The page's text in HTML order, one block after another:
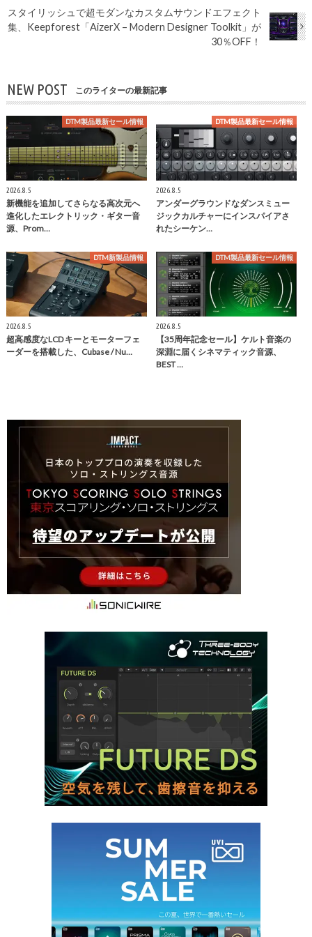
スタイリッシュで超モダンなカスタムサウンドエフェクト
集、Keepforest「AizerX – Modern Designer Toolkit」が
30％OFF！
NEW POST このライターの最新記事
DTM製品最新セール情報
2026.8.5
新機能を追加してさらなる高次元へ
進化したエレクトリック・ギター音
源、Prom…
DTM製品最新セール情報
2026.8.5
アンダーグラウンドなダンスミュー
ジックカルチャーにインスパイアさ
れたシーケン…
DTM新製品情報
2026.8.5
超⾼感度なLCD キーとモーターフェ
ーダーを搭載した、Cubase / Nu…
DTM製品最新セール情報
2026.8.5
【35周年記念セール】ケルト音楽の
深淵に届くシネマティック音源、
BEST …